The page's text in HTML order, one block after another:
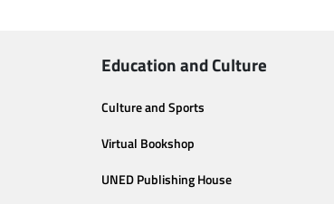
Education and Culture
Culture and Sports
Virtual Bookshop
UNED Publishing House